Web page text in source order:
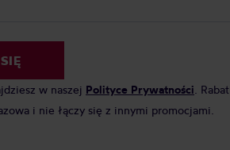
w naszej Polityce Prywatności . Rabat
i nie łączy się z innymi promocjami.